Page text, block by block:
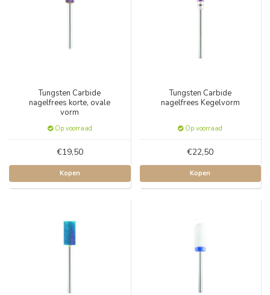
Tungsten Carbide
nagelfrees korte, ovale
vorm
Op voorraad
€19,50
Kopen
Tungsten Carbide
nagelfrees Kegelvorm
Op voorraad
€22,50
Kopen